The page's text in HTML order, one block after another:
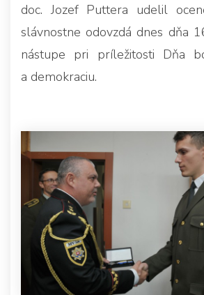
doc. Jozef Puttera udelil
slávnostne odovzdá dnes dňa
nástupe pri príležitosti Dňa
a demokraciu.